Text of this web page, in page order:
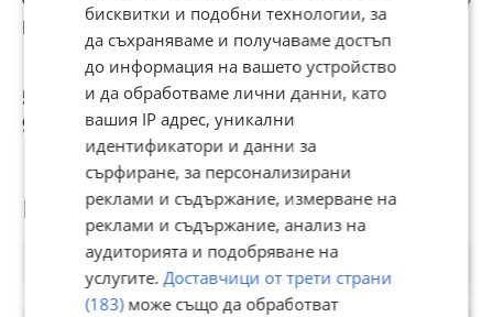
Парцел
502 140 €
982 100,48 лв
Индустриален
имот,
асеновградско
шосе,(статут
сменен),втора
линия,Пловдив.
185 000 €
361 828,55 лв
Продава ПАРЦЕЛ,
гр. Банско, област
Благоевград
112 990 €
Потребител
бисквитки и подобни технологии, за
да съхраняваме и получаваме достъп
до информация на вашето устройство
и да обработваме лични данни, като
вашия IP адрес, уникални
идентификатори и данни за
сърфиране, за персонализирани
реклами и съдържание, измерване на
реклами и съдържание, анализ на
аудиторията и подобряване на
услугите. Доставчици от трети страни
(183)може също да обработват